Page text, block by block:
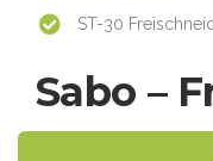
ST-30
Sabo –